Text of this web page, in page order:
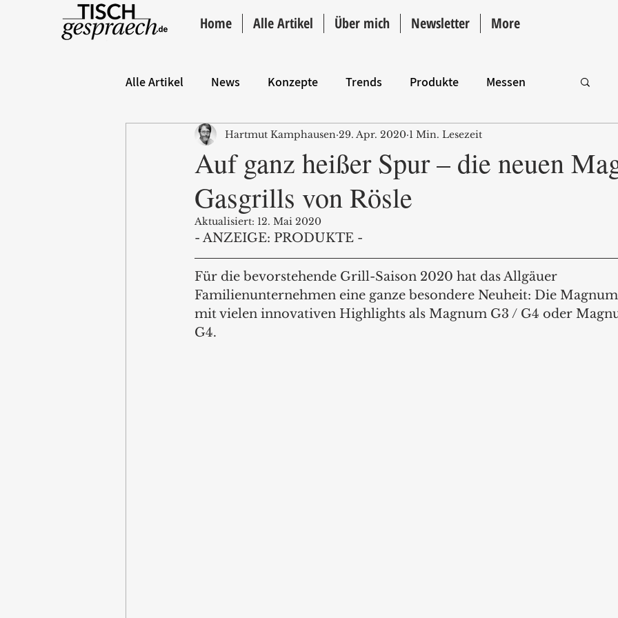
Home Alle Artikel Über mich Newsletter More
Alle Artikel News Konzepte Trends Produkte Messen
Hintergrund ANZEIGE Intro
Auf ganz heißer Spur – die neuen
Gasgrills von Rösle
Hartmut Kamphausen 29. Apr. 2020 1 Min. Lesezeit
Aktualisiert: 12. Mai 2020
- ANZEIGE: PRODUKTE -
Für die bevorstehende Grill-Saison 2020 hat das Allgäuer
Familienunternehmen eine ganze besondere Neuheit: Die
mit vielen innovativen Highlights als Magnum G3 / G4 oder
G4.